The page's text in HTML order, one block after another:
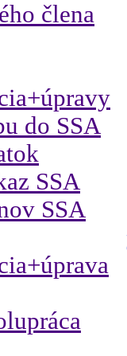
člena
do SSA
SSA
SSA